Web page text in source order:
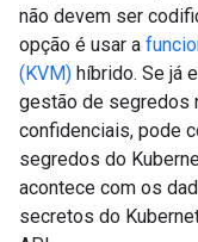
não devem ser
opção é usar a
(KVM) híbrido. Se já
gestão de segredos
confidenciais, pode
segredos do
acontece com os
secretos do